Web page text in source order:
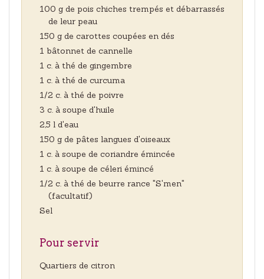
100 g de pois chiches trempés et débarrassés
de leur peau
150 g de carottes coupées en dés
1 bâtonnet de cannelle
1 c. à thé de gingembre
1 c. à thé de curcuma
1/2 c. à thé de poivre
3 c. à soupe d'huile
2,5 l d'eau
150 g de pâtes langues d'oiseaux
1 c. à soupe de coriandre émincée
1 c. à soupe de céleri émincé
1/2 c. à thé de beurre rance "S'men"
(facultatif)
Sel
Pour servir
Quartiers de citron